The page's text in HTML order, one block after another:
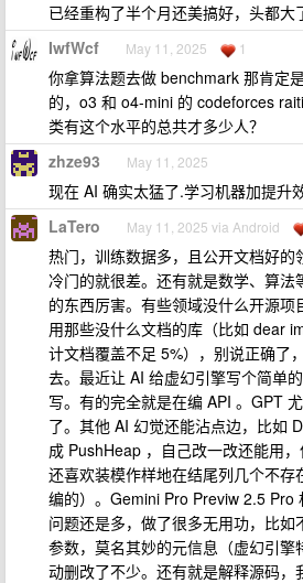
已经重构了半个月还美搞好，头都大
IwfWcf May 11, 2025 1
你拿算法题去做 benchmark 那肯定
的，o3 和 o4-mini 的 codeforces
类有这个水平的总共才多少人？
zhze93 May 11, 2025
现在 AI 确实太猛了.学习机器加提升
LaTero May 11, 2025 via Android
热门，训练数据多，且公开文档好
冷门的就很差。还有就是数学、算法
的东西厉害。有些领域没什么开源
用那些没什么文档的库（比如 dear
计文档覆盖不足 5%），别说正确了
去。最近让 AI 给虚幻引擎写个简单
写。有的完全就是在编 API 。GPT
了。其他 AI 幻觉还能沾点边，比如
成 PushHeap ，自己改一改还能用，
还喜欢装模作样地在结尾列几个不存
编的）。Gemini Pro Previw 2.5 Pro
问题还是多，做了很多无用功，比
参数，莫名其妙的元信息（虚幻引
动删改了不少。还有就是解释源码，